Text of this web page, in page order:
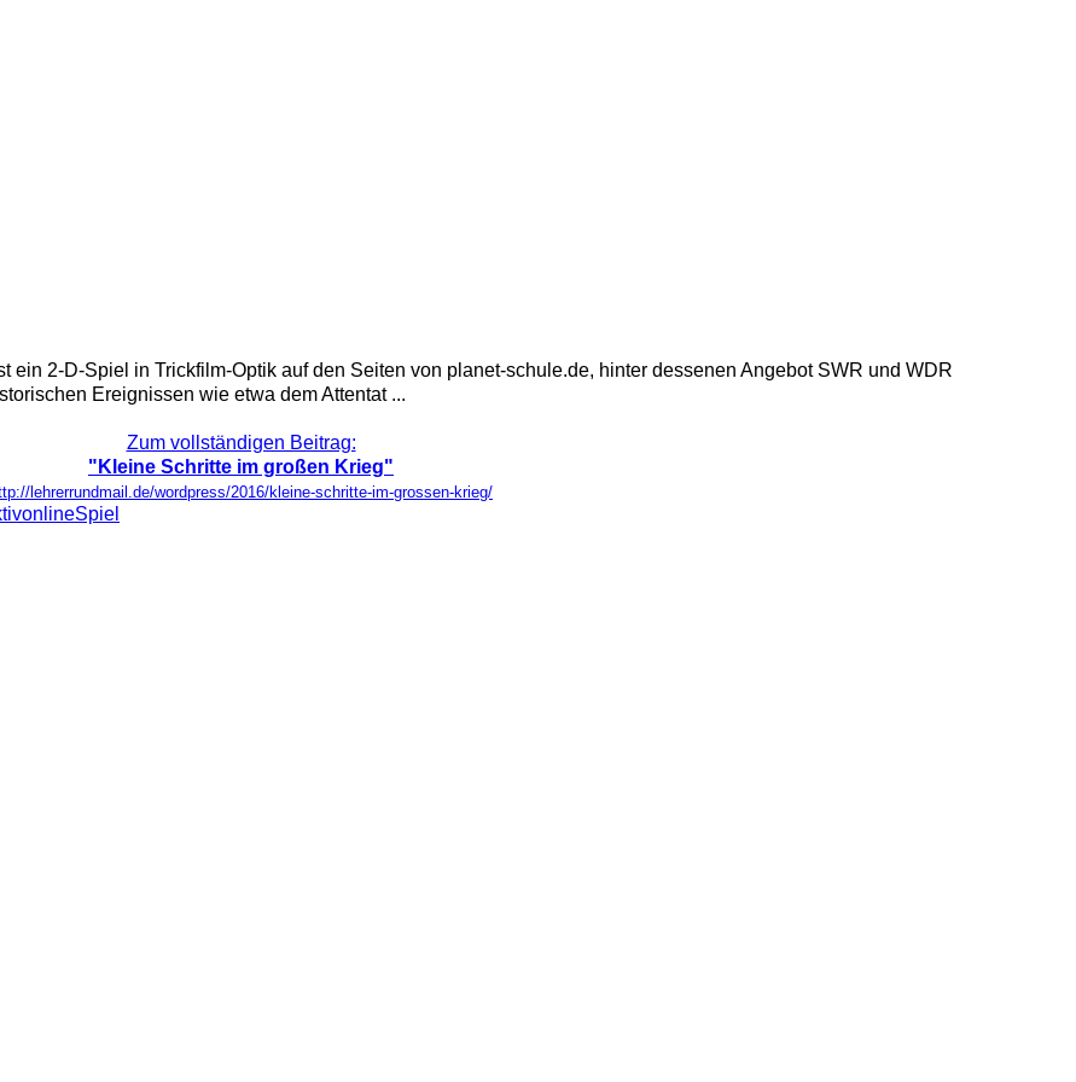
ein 2-D-Spiel in Trickfilm-Optik auf den Seiten von planet-schule.de, hinter dessenen Angebot SWR und WDR
Ereignissen wie etwa dem Attentat ...
Zum vollständigen Beitrag:
"Kleine Schritte im großen Krieg"
lehrerrundmail.de/wordpress/2016/kleine-schritte-im-grossen-krieg/
onlineSpiel